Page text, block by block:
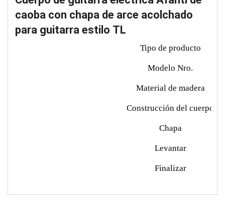
caoba con chapa de arce acolchado
para guitarra estilo TL
Tipo de producto
Modelo Nro.
Material de madera
Construcción del cuerpo
Chapa
Levantar
Finalizar